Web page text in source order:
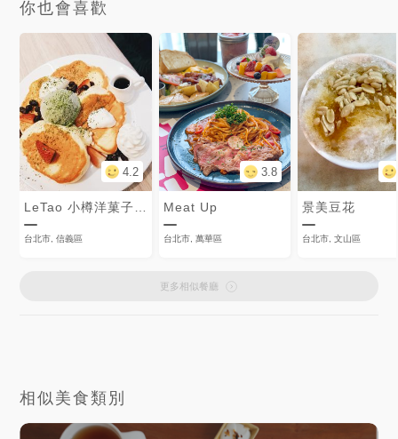
你也會喜歡
4.2
LeTao 小樽洋菓子舖
台北市, 信義區
3.8
Meat Up
台北市, 萬華區
景美豆花
台北市, 文山區
更多相似餐廳
相似美食類別